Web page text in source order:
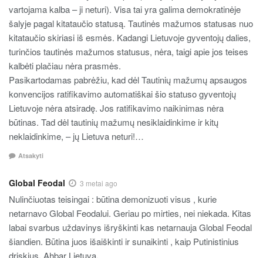
vartojama kalba – ji neturi). Visa tai yra galima demokratinėje
šalyje pagal kitataučio statusą. Tautinės mažumos statusas nuo
kitataučio skiriasi iš esmės. Kadangi Lietuvoje gyventojų dalies,
turinčios tautinės mažumos statusus, nėra, taigi apie jos teises
kalbėti plačiau nėra prasmės.
Pasikartodamas pabrėžiu, kad dėl Tautinių mažumų apsaugos
konvencijos ratifikavimo automatiškai šio statuso gyventojų
Lietuvoje nėra atsiradę. Jos ratifikavimo naikinimas nėra
būtinas. Tad dėl tautinių mažumų nesiklaidinkime ir kitų
neklaidinkime, – jų Lietuva neturi!…
Atsakyti
Global Feodal 3 metai ago
Nulinčiuotas teisingai : būtina demonizuoti visus , kurie
netarnavo Global Feodalui. Geriau po mirties, nei niekada. Kitas
labai svarbus uždavinys išryškinti kas netarnauja Global Feodal
šiandien. Būtina juos išaiškinti ir sunaikinti , kaip Putinistinius
driskius. Ahbar Lietuva.